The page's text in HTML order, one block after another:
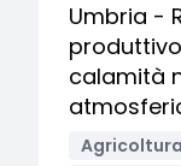
Umbria -
calamità